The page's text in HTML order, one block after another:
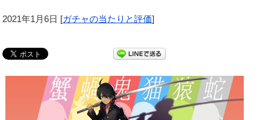
2021年1月6日 [ガチャの当たりと評価]